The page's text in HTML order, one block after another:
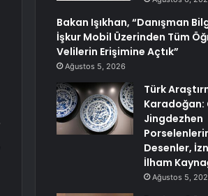
Bakan Işıkhan, “Danışman
İşkur Mobil Üzerinden Tüm
Velilerin Erişimine Açtık”
Ağustos 5, 2026
Türk
Karadoğan:
Jingdezhen
Desenler,
İlham
Ağustos 5,